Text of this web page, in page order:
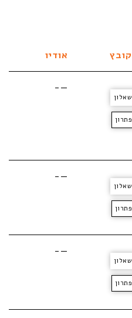
קובץ אודיו
—-
—-
—-